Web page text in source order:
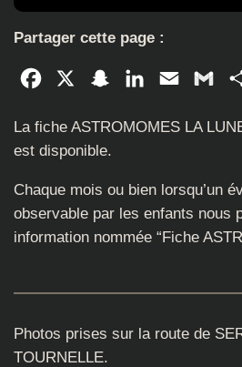
Partager cette page :
Facebook SnapchatLinkedInEmail
La fiche ASTROMOMES LA
est disponible.
Chaque mois ou bien lorsqu’un
observable par les enfants nous
information nommée “Fiche
Photos prises sur la route de
TOURNELLE.